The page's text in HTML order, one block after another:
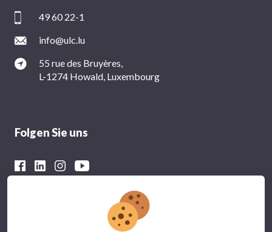
49 60 22-1
info@ulc.lu
55 rue des Bruyères,
L-1274 Howald, Luxembourg
Folgen Sie uns
Mit der finanziellen Unterstützung von